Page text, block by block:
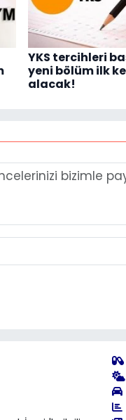
YKS tercihleri
yeni bölüm ilk
alacak!